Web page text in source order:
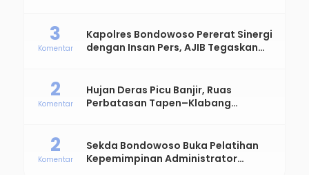
Kapolres Bondowoso Pererat Sinergi
dengan Insan Pers, AJIB Tegaskan
3
Komentar
Hujan Deras Picu Banjir, Ruas
Perbatasan Tapen–Klabang
2
Komentar
Sekda Bondowoso Buka Pelatihan
Kepemimpinan Administrator
2
Komentar